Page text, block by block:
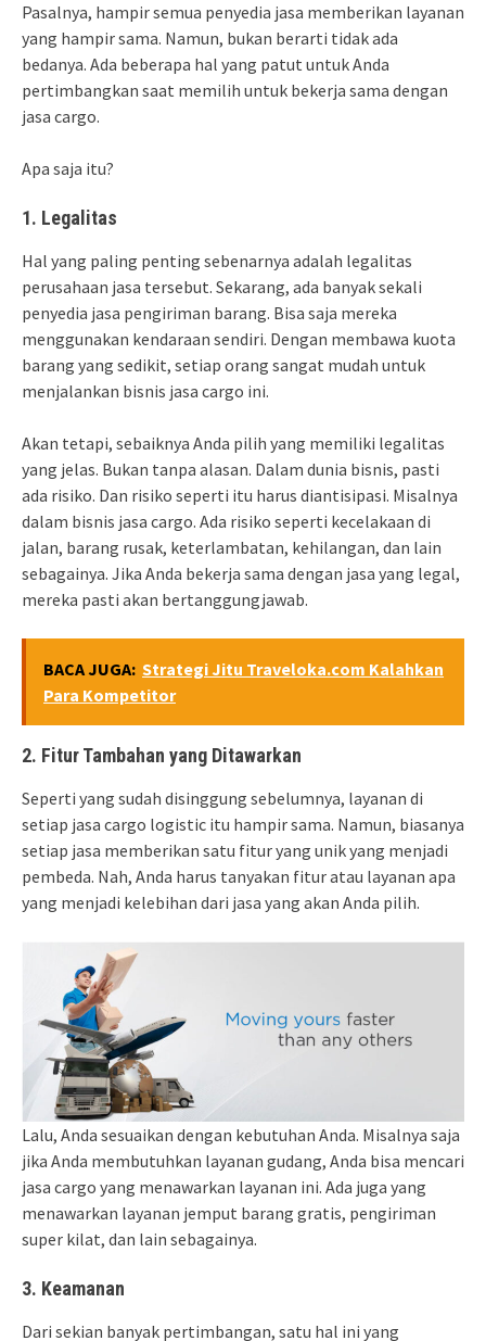
Pasalnya, hampir semua penyedia jasa memberikan layanan
yang hampir sama. Namun, bukan berarti tidak ada
bedanya. Ada beberapa hal yang patut untuk Anda
pertimbangkan saat memilih untuk bekerja sama dengan
jasa cargo.
Apa saja itu?
1. Legalitas
Hal yang paling penting sebenarnya adalah legalitas
perusahaan jasa tersebut. Sekarang, ada banyak sekali
penyedia jasa pengiriman barang. Bisa saja mereka
menggunakan kendaraan sendiri. Dengan membawa kuota
barang yang sedikit, setiap orang sangat mudah untuk
menjalankan bisnis jasa cargo ini.
Akan tetapi, sebaiknya Anda pilih yang memiliki legalitas
yang jelas. Bukan tanpa alasan. Dalam dunia bisnis, pasti
ada risiko. Dan risiko seperti itu harus diantisipasi. Misalnya
dalam bisnis jasa cargo. Ada risiko seperti kecelakaan di
jalan, barang rusak, keterlambatan, kehilangan, dan lain
sebagainya. Jika Anda bekerja sama dengan jasa yang legal,
mereka pasti akan bertanggungjawab.
BACA JUGA: Strategi Jitu Traveloka.com Kalahkan
Para Kompetitor
2. Fitur Tambahan yang Ditawarkan
Seperti yang sudah disinggung sebelumnya, layanan di
setiap jasa cargo logistic itu hampir sama. Namun, biasanya
setiap jasa memberikan satu fitur yang unik yang menjadi
pembeda. Nah, Anda harus tanyakan fitur atau layanan apa
yang menjadi kelebihan dari jasa yang akan Anda pilih.
Lalu, Anda sesuaikan dengan kebutuhan Anda. Misalnya saja
jika Anda membutuhkan layanan gudang, Anda bisa mencari
jasa cargo yang menawarkan layanan ini. Ada juga yang
menawarkan layanan jemput barang gratis, pengiriman
super kilat, dan lain sebagainya.
3. Keamanan
Dari sekian banyak pertimbangan, satu hal ini yang